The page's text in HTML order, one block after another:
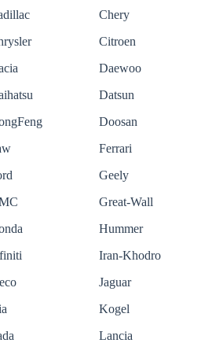
Chery
Citroen
Daewoo
Datsun
Doosan
Ferrari
Geely
Great-Wall
Hummer
Iran-Khodro
Jaguar
Kogel
Lancia